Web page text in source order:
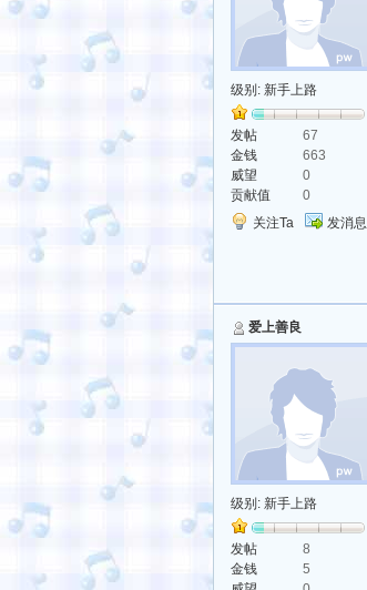
级别: 新手上路
发帖
67
金钱
663
威望
0
贡献值
0
关注Ta
发消息
爱上善良
级别: 新手上路
发帖
8
金钱
5